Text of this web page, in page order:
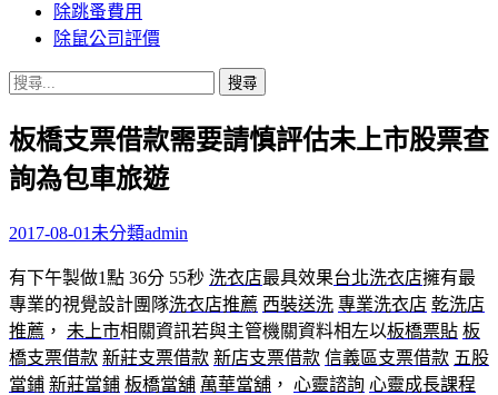
除跳蚤費用
除鼠公司評價
搜
關
鍵
字:
板橋支票借款需要請慎評估未上市股票查
詢為包車旅遊
2017-08-01 未分類admin
有下午製做1點 36分 55秒 洗衣店最具效果台北洗衣店擁有最
專業的視覺設計團隊洗衣店推薦 西裝送洗 專業洗衣店 乾洗店
推薦 ， 未上市相關資訊若與主管機關資料相左以板橋票貼 板
橋支票借款 新莊支票借款 新店支票借款 信義區支票借款 五股
當鋪 新莊當鋪 板橋當舖 萬華當舖 ， 心靈諮詢 心靈成長課程